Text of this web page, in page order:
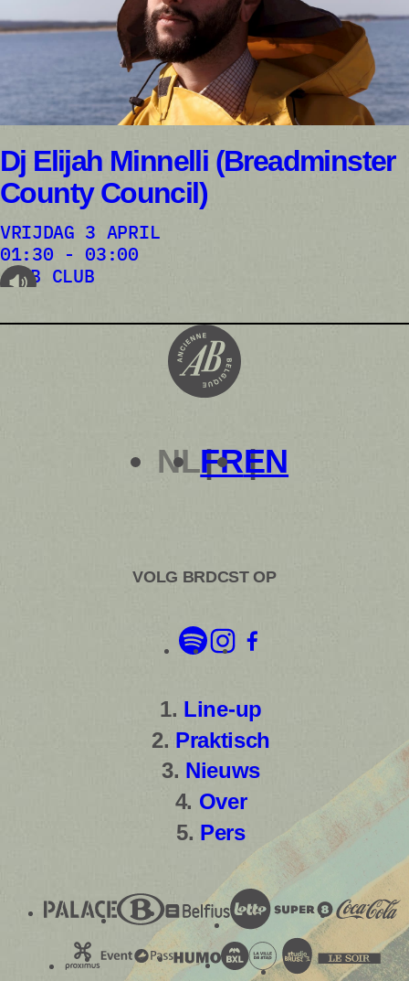
Dj Elijah Minnelli (Breadminster
County Council)
VRIJDAG 3 APRIL
01:30 - 03:00
AB CLUB
NLFREN
VOLG BRDCST OP
Line-up
Praktisch
Nieuws
Over
Pers